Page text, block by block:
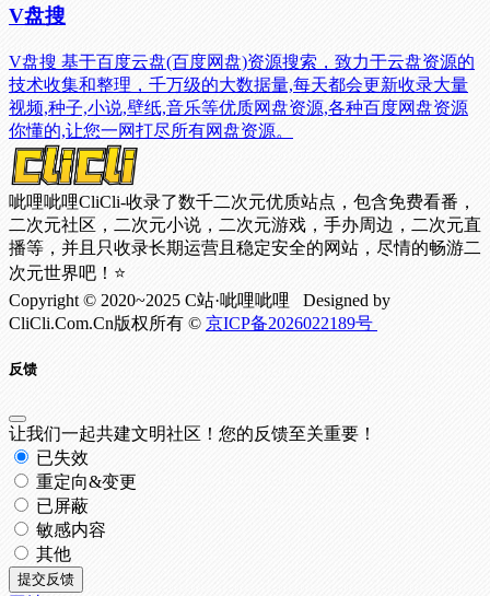
V盘搜
V盘搜 基于百度云盘(百度网盘)资源搜索，致力于云盘资源的
技术收集和整理，千万级的大数据量,每天都会更新收录大量
视频,种子,小说,壁纸,音乐等优质网盘资源,各种百度网盘资源
你懂的,让您一网打尽所有网盘资源。
呲哩呲哩CliCli-收录了数千二次元优质站点，包含免费看番，
二次元社区，二次元小说，二次元游戏，手办周边，二次元直
播等，并且只收录长期运营且稳定安全的网站，尽情的畅游二
次元世界吧！⭐
Copyright © 2020~2025 C站·呲哩呲哩 Designed by
CliCli.Com.Cn版权所有 © 京ICP备2026022189号
反馈
让我们一起共建文明社区！您的反馈至关重要！
已失效
重定向&变更
已屏蔽
敏感内容
其他
提交反馈